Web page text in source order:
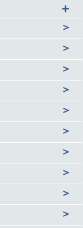
＋
＞
＞
＞
＞
＞
＞
＞
＞
＞
＞